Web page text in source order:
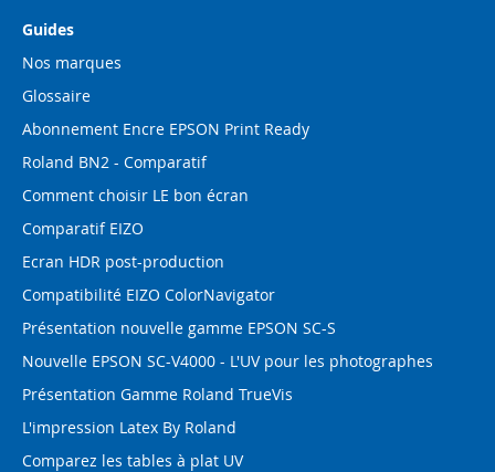
Guides
Nos marques
Glossaire
Abonnement Encre EPSON Print Ready
Roland BN2 - Comparatif
Comment choisir LE bon écran
Comparatif EIZO
Ecran HDR post-production
Compatibilité EIZO ColorNavigator
Présentation nouvelle gamme EPSON SC-S
Nouvelle EPSON SC-V4000 - L'UV pour les photographes
Présentation Gamme Roland TrueVis
L'impression Latex By Roland
Comparez les tables à plat UV